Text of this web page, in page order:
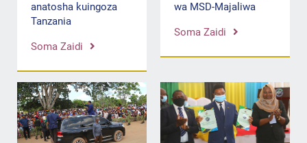
anatosha kuingoza
Tanzania
Soma Zaidi
wa MSD-Majaliwa
Soma Zaidi